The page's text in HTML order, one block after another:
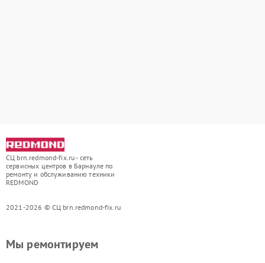
СЦ brn.redmond-fix.ru - сеть
сервисных центров в Барнауле по
ремонту и обслуживанию техники
REDMOND
2021-2026 © СЦ brn.redmond-fix.ru
Мы ремонтируем